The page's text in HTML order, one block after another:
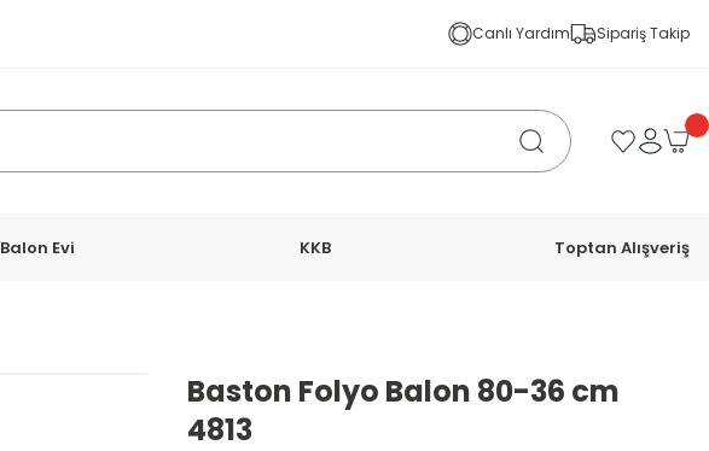
Canlı Yardım Sipariş Takip
Balon Evi KKB Toptan Alışveriş
Baston Folyo Balon 80-36 cm
4813